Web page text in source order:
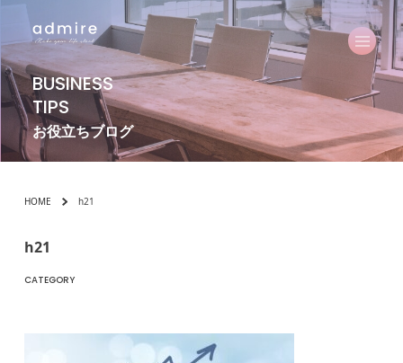
BUSINESS
TIPS
お役立ちブログ
HOME h21
h21
CATEGORY